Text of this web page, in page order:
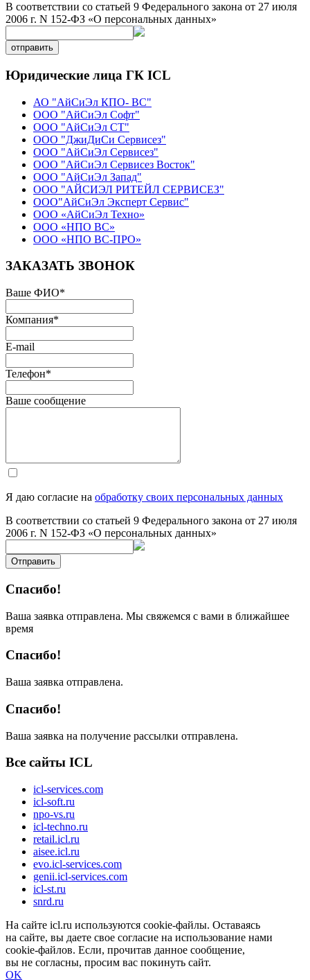
В соответствии со статьей 9 Федерального закона от 27 июля
2006 г. N 152-ФЗ «О персональных данных»
отправить
Юридические лица ГК ICL
АО "АйСиЭл КПО- ВС"
ООО "АйСиЭл Софт"
ООО "АйСиЭл СТ"
ООО "ДжиДиСи Сервисез"
ООО "АйСиЭл Сервисез"
ООО "АйСиЭл Сервисез Восток"
ООО "АйСиЭл Запад"
ООО "АЙСИЭЛ РИТЕЙЛ СЕРВИСЕЗ"
ООО"АйСиЭл Эксперт Сервис"
ООО «АйСиЭл Техно»
ООО «НПО ВС»
ООО «НПО ВС-ПРО»
ЗАКАЗАТЬ ЗВОНОК
Ваше ФИО*
Компания*
E-mail
Телефон*
Ваше сообщение
Я даю согласие на обработку своих персональных данных
В соответствии со статьей 9 Федерального закона от 27 июля
2006 г. N 152-ФЗ «О персональных данных»
Отправить
Спасибо!
Ваша заявка отправлена. Мы свяжемся с вами в ближайшее
время
Спасибо!
Ваша заявка отправлена.
Спасибо!
Ваша заявка на получение рассылки отправлена.
Все сайты ICL
icl-services.com
icl-soft.ru
npo-vs.ru
icl-techno.ru
retail.icl.ru
aisee.icl.ru
evo.icl-services.com
genii.icl-services.com
icl-st.ru
snrd.ru
На сайте icl.ru используются cookie-файлы. Оставаясь
на сайте, вы даете свое согласие на использование нами
cookie-файлов. Если, прочитав данное сообщение,
вы не согласны, просим вас покинуть сайт.
OK